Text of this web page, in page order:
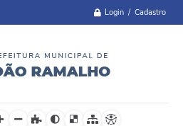
Login / Cadastro